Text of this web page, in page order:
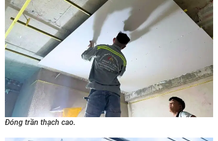
Đóng trần thạch cao.